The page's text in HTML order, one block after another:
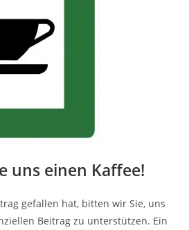
uns einen Kaffee!
gefallen hat, bitten wir Sie, uns
Beitrag zu unterstützen. Ein